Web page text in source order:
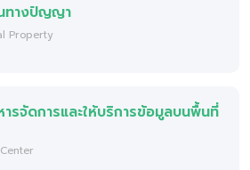
ทางปัญญา
Property
ารจัดการและให้บริการข้อมูลบนพื้นที่